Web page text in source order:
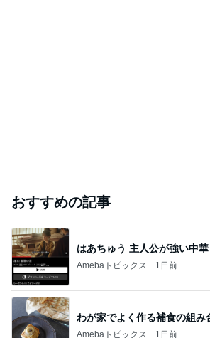
おすすめの記事
はあちゅう 主人公が強い中
Amebaトピックス 1日前
わが家でよく作る補食の組み
Amebaトピックス 1日前